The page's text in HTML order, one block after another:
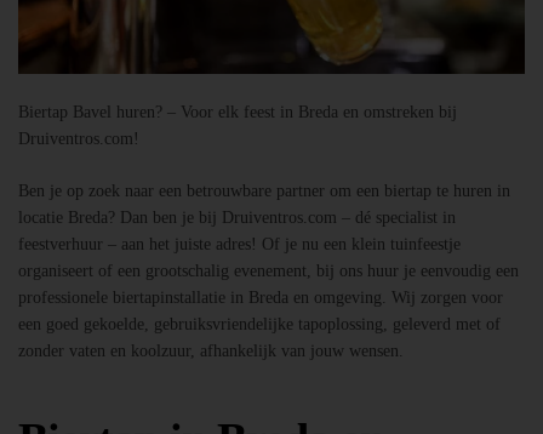
Biertap Bavel huren? – Voor elk feest in Breda en omstreken bij
Druiventros.com!
Ben je op zoek naar een betrouwbare partner om een biertap te huren in
locatie Breda? Dan ben je bij Druiventros.com – dé specialist in
feestverhuur – aan het juiste adres! Of je nu een klein tuinfeestje
organiseert of een grootschalig evenement, bij ons huur je eenvoudig een
professionele biertapinstallatie in Breda en omgeving. Wij zorgen voor
een goed gekoelde, gebruiksvriendelijke tapoplossing, geleverd met of
zonder vaten en koolzuur, afhankelijk van jouw wensen.